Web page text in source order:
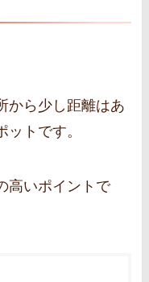
から少し距離はあ
トです。
高いポイントで